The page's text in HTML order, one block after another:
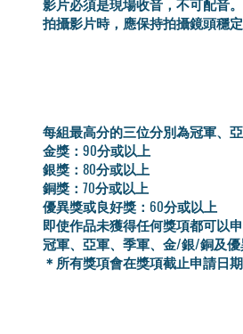
拍攝影片時，應保持拍攝鏡頭穩
每組最高分的三位分別為冠軍、
金獎：90分或以上
銀獎：80分或以上
銅獎：70分或以上
優異獎或良好獎：60分或以上
即使作品未獲得任何獎項都可以
冠軍、亞軍、季軍、金/銀/銅及
＊所有獎項會在獎項截止申請日